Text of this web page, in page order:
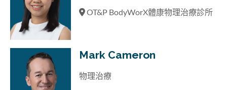
OT&P BodyWorX體康物理治療診所
Mark Cameron
物理治療